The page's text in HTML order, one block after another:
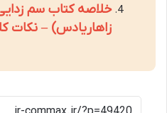
خلاصه کتاب سم
زاهاریادس) – نکات